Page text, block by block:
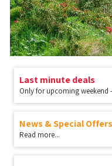
Last minute deals
Only for upcoming weekend
News & Special Offers
Read more...